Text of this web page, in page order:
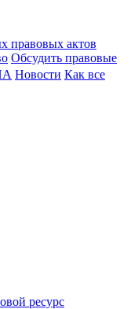
правовых актов
Обсудить правовые
Новости Как все
ресурс